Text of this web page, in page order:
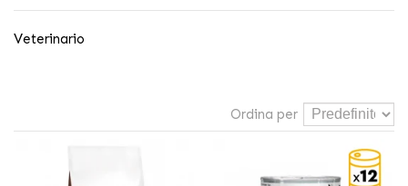
Veterinario
Ordina per